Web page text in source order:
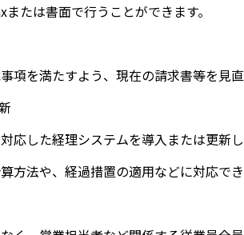
たは書面で行うことができます。
項を満たすよう、現在の請求書等を見
応した経理システムを導入または更新
方法や、経過措置の適用などに対応で